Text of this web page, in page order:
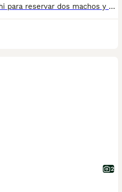
Preciosa camada de pomchi para reservar dos machos y dos hembras se entrega con vacuna desparasitados y con cartilla veterinaria y contrato de compraventa y certificado de salud en la entrega. Envío no incluido.(chip opcional 50€ más )
2